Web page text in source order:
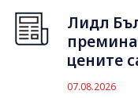
Лидл
цените
07.08.2026